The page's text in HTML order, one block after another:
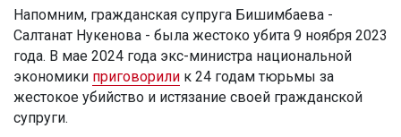
Напомним, гражданская супруга Бишимбаева -
Салтанат Нукенова - была жестоко убита 9 ноября 2023
года. В мае 2024 года экс-министра национальной
экономики приговорили к 24 годам тюрьмы за
жестокое убийство и истязание своей гражданской
супруги.